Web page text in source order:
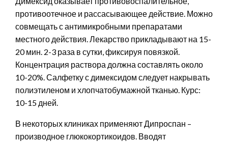
противоотечное и рассасывающее действие. Можно
совмещать с антимикробными препаратами
местного действия. Лекарство прикладывают на 15-
20 мин. 2-3 раза в сутки, фиксируя повязкой.
Концентрация раствора должна составлять около
10-20%. Салфетку с димексидом следует накрывать
полиэтиленом и хлопчатобумажной тканью. Курс:
10-15 дней.
В некоторых клиниках применяют Дипроспан –
производное глюкокортикоидов. Вводят